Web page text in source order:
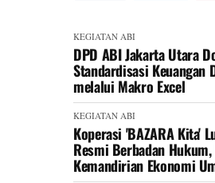
KEGIATAN ABI
DPD ABI Jakarta Utara
Standardisasi Keuangan
melalui Makro Excel
KEGIATAN ABI
Koperasi 'BAZARA Kita'
Resmi Berbadan
Kemandirian Ekonomi